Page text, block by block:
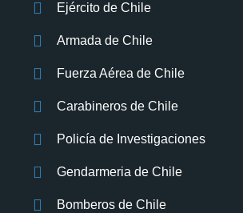
Ejército de Chile
Armada de Chile
Fuerza Aérea de Chile
Carabineros de Chile
Policía de Investigaciones
Gendarmeria de Chile
Bomberos de Chile